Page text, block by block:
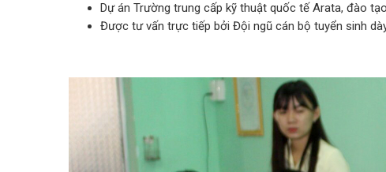
Dự án Trường trung cấp kỹ thuật quốc tế Arata, đào
Được tư vấn trực tiếp bởi Đội ngũ cán bộ tuyển sinh